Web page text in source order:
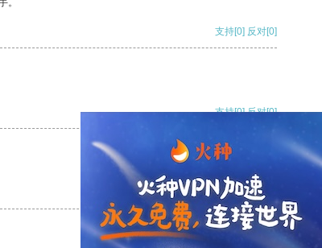
。
支持[0] 反对[0]
支持[0] 反对[0]
支持[0] 反对